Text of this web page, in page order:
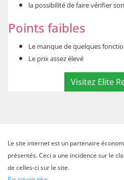
la possibilité de faire vérifier
Points faibles
Le manque de quelques
Le prix assez élevé
Visitez Elite
Le site internet est un partenaire
présentés. Ceci a une incidence sur le
de celles-ci sur le site.